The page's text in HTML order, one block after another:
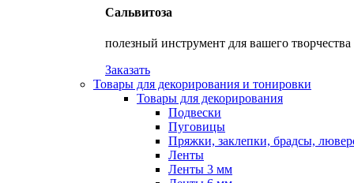
Сальвитоза
полезный инструмент для вашего творчества
Заказать
Товары для декорирования и тонировки
Товары для декорирования
Подвески
Пуговицы
Пряжки, заклепки, брадсы,
Ленты
Ленты 3 мм